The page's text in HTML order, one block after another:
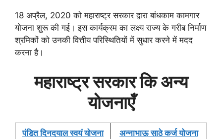
18 अप्रैल, 2020 को महाराष्ट्र सरकार द्वारा बांधकाम कामगार
योजना शुरू की गई। इस कार्यक्रम का लक्ष्य राज्य के गरीब निर्माण
श्रमिकों को उनकी वित्तीय परिस्थितियों में सुधार करने में मदद
करना है।
महाराष्ट्र सरकार कि अन्य
योजनाएँ
पंडित दिनदयाल स्वयं योजना अन्नाभाऊ साठे कर्ज योजना